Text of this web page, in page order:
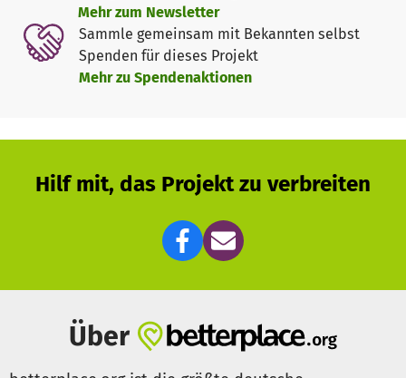
Spielleiter des Workshops sind Nikolas Jürgens und Nils
Rottgardt vonLeib+Seele, eine junge Kölner
Produktionsfirma, die sich auf Filme von, über und mit
Menschen mit Behinderung spezialisiert hat. Sie haben in
Produzenten des Workshops sind Matthias Brettschneider
und Wolfgang Janßen. Sie haben in 2015 gemeinsam
gegründet, die Plattform für Inklusion in Film
und Fernsehen. In 2016 haben sie gemeinsam mit der
bereits erste Methoden in inklusiver Schauspielarbeit
Mehr zum Newsletter
Sammle gemeinsam mit Bekannten selbst
Spenden für dieses Projekt
Mehr zu Spendenaktionen
Hilf mit, das Projekt zu verbreiten
Über